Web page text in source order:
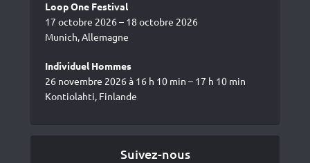
Loop One Festival
17 octobre 2026 – 18 octobre 2026
Munich, Allemagne
Individuel Hommes
26 novembre 2026 à 16 h 10 min – 17 h 10 min
Kontiolahti, Finlande
Suivez-nous